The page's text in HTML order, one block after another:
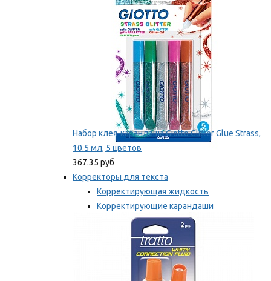
Набор клея-карандаша Giotto Glitter Glue Strass,
10.5 мл, 5 цветов
367.35 руб
Корректоры для текста
Корректирующая жидкость
Корректирующие карандаши
Корректирующие ленты
Мы рекомендуем